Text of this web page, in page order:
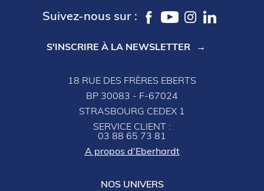
Suivez-nous sur :
S'INSCRIRE À LA NEWSLETTER
18 RUE DES FRÈRES EBERTS
BP 30083 - F-67024
STRASBOURG CEDEX 1
SERVICE CLIENT :
03 88 65 73 81
A propos d'Eberhardt
NOS UNIVERS